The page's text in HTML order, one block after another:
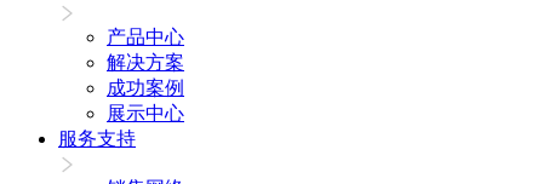
产品中心
解决方案
成功案例
展示中心
服务支持